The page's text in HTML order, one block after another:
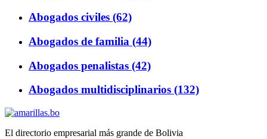
Abogados civiles (62)
Abogados de familia (44)
Abogados penalistas (42)
Abogados multidisciplinarios (132)
El directorio empresarial más grande de Bolivia